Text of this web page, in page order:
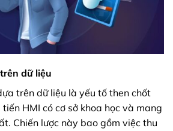
dữ liệu
trên dữ liệu là yếu tố then chốt
HMI có cơ sở khoa học và mang
Chiến lược này bao gồm việc thu